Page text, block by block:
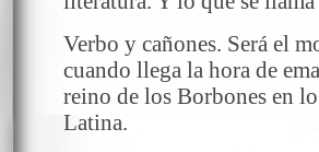
Verbo y cañones. Será el
cuando llega la hora de
reino de los Borbones en
Latina.